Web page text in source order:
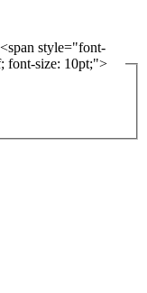
style="font-
font-size: 10pt;">